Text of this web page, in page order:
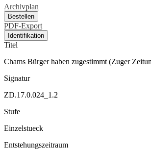
Archivplan
Bestellen
PDF-Export
Identifikation
Titel
Chams Bürger haben zugestimmt (Zuger
Signatur
ZD.17.0.024_1.2
Stufe
Einzelstueck
Entstehungszeitraum